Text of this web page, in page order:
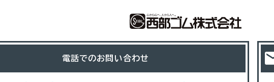
電話でのお問い合わせ